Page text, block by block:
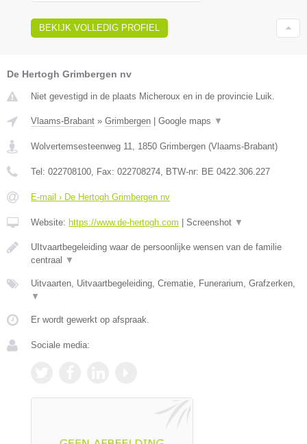
BEKIJK VOLLEDIG PROFIEL
De Hertogh Grimbergen nv
Niet gevestigd in de plaats Micheroux en in de provincie Luik.
Vlaams-Brabant » Grimbergen Google maps ▼
Wolvertemsesteenweg 11 1850 Grimbergen (Vlaams-Brabant)
Tel: 022708100 , Fax: 022708274 , BTW-nr: BE 0422.306.227
E-mail › De Hertogh Grimbergen nv
Website: https://www.de-hertogh.com Screenshot ▼
UItvaartbegeleiding waar de persoonlijke wensen van de familie
centraal
▼
Uitvaarten, Uitvaartbegeleiding, Crematie, Funerarium, Grafzerken,
▼
Er wordt gewerkt op afspraak.
Sociale media: